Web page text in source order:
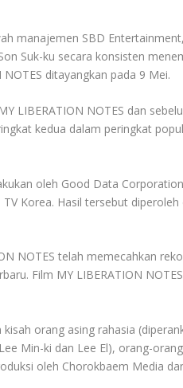
manajemen SBD
Suk-ku secara konsisten
ditayangkan pada 9 Mei.
LIBERATION NOTES dan
kedua dalam peringkat
oleh Good Data
Korea. Hasil tersebut
NOTES telah memecahkan
Film MY LIBERATION
orang asing rahasia
Min-ki dan Lee El), orang-
oleh Chorokbaem Media